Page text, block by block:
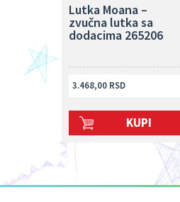
Lutka Moana –
zvučna lutka sa
dodacima 265206
3.468,00 RSD
KUPI